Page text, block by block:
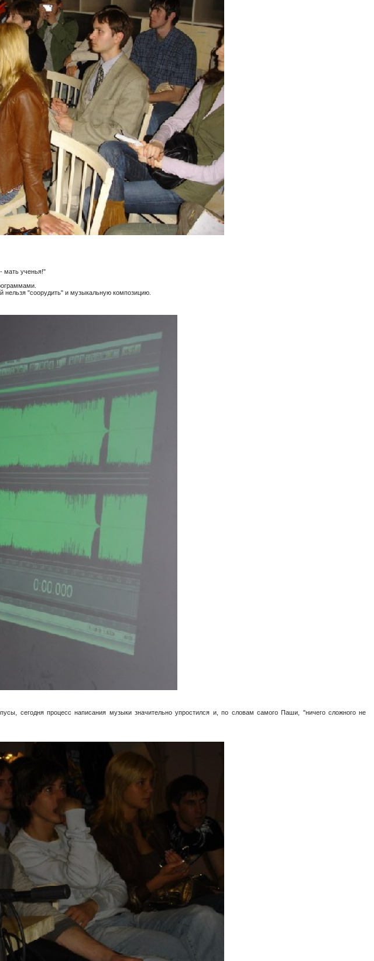
мать ученья!"
нельзя "соорудить" и музыкальную композицию.
сегодня процесс написания музыки значительно упростился и, по словам самого Паши, "ничего сложного не